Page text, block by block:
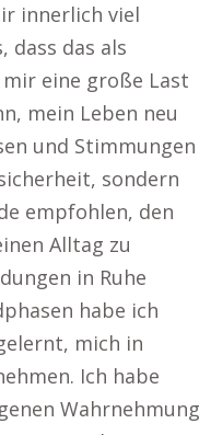
innerlich viel
dass das als
eine große Last
mein Leben neu
und Stimmungen
sondern
empfohlen, den
Alltag zu
in Ruhe
habe ich
mich in
Ich habe
Wahrnehmung